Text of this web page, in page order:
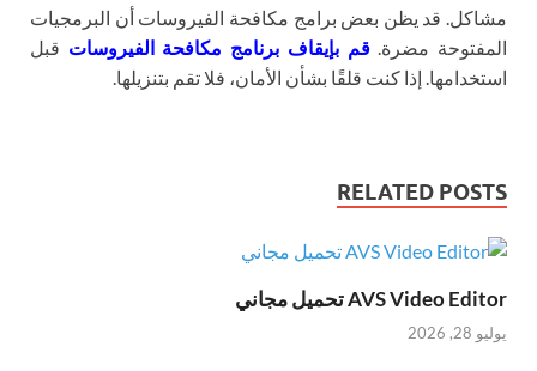
مشاكل. قد يظن بعض برامج مكافحة الفيروسات أن البرمجيات
المفتوحة مضرة.قم بإيقاف برنامج مكافحة الفيروسات قبل
استخدامها. إذا كنت قلقًا بشأن الأمان، فلا تقم بتنزيلها.
RELATED POSTS
AVS Video Editor تحميل مجاني
يوليو 28, 2026